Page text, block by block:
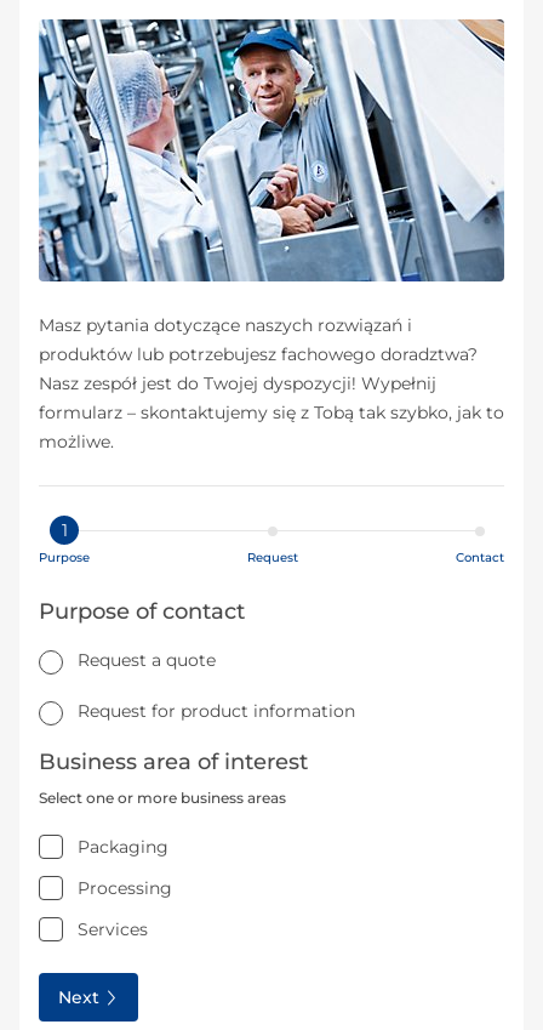
Masz pytania dotyczące naszych rozwiązań i
produktów lub potrzebujesz fachowego doradztwa?
Nasz zespół jest do Twojej dyspozycji! Wypełnij
formularz – skontaktujemy się z Tobą tak szybko, jak to
możliwe.
1
Purpose Request Contact
Purpose of contact
Request a quote
Request for product information
Business area of interest
Select one or more business areas
Packaging
Processing
Services
Next